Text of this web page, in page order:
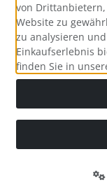
Social Media
von
Website zu
zu analysieren
Einkaufserlebnis
finden Sie in